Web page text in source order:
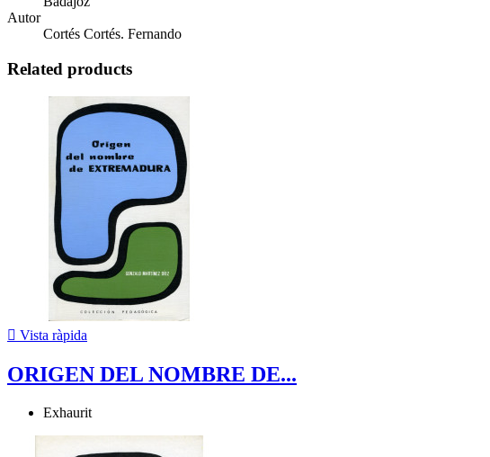
Autor
Cortés Cortés. Fernando
Related products
 Vista ràpida
ORIGEN DEL NOMBRE DE...
Exhaurit